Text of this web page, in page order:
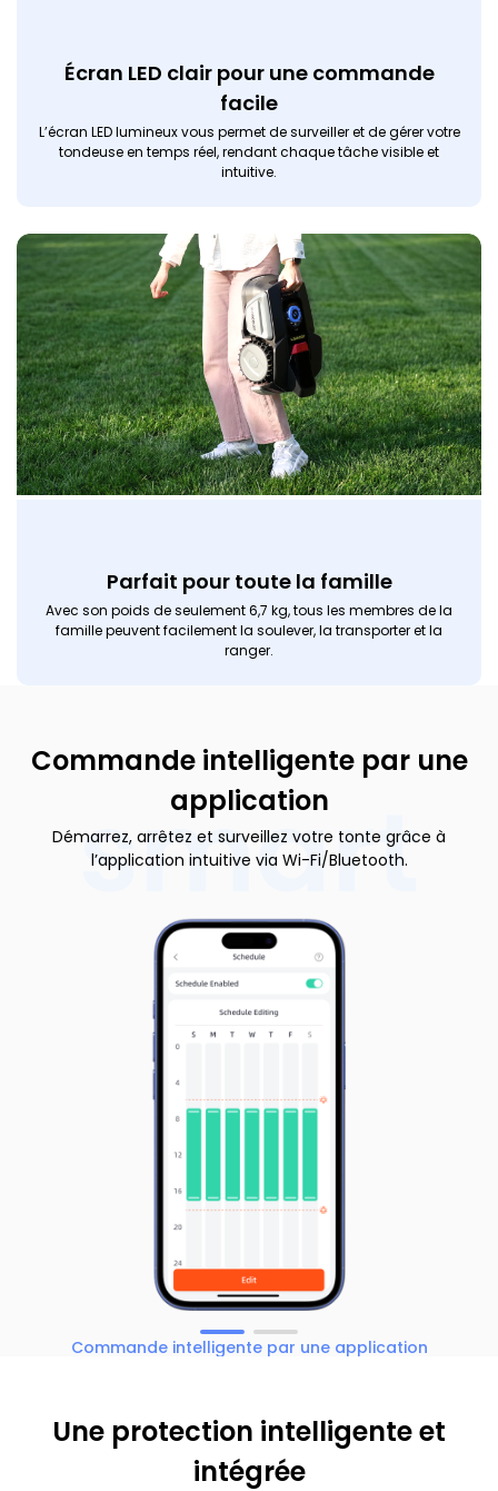
Écran LED clair pour une commande
facile
L’écran LED lumineux vous permet de surveiller et de gérer votre
tondeuse en temps réel, rendant chaque tâche visible et
intuitive.
Parfait pour toute la famille
Avec son poids de seulement 6,7 kg, tous les membres de la
famille peuvent facilement la soulever, la transporter et la
ranger.
smart
Commande intelligente par une
application
Démarrez, arrêtez et surveillez votre tonte grâce à
l’application intuitive via Wi-Fi/Bluetooth.
Commande intelligente par une application
Une protection intelligente et
intégrée